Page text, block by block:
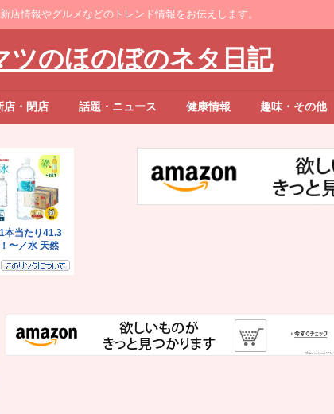
新店情報やグルメなどのトレンド情報をお伝えします。
ツのほのぼのネタ日記
店・閉店 話題・ニュース 健康情報 趣味・その他